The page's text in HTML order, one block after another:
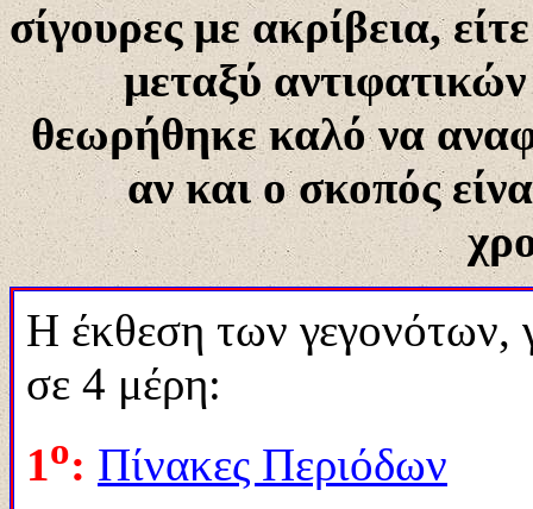
σίγουρες με ακρίβεια,
μεταξύ
θεωρήθηκε καλό να
αν και ο σκοπός
Η έκθεση των γεγονότων,
σε 4 μέρη:
1ο: Πίνακες Περιόδων